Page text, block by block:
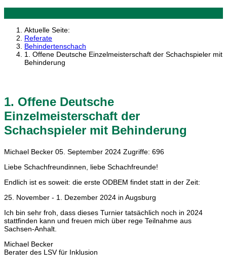
Aktuelle Seite:
Referate
Behindertenschach
1. Offene Deutsche Einzelmeisterschaft der Schachspieler mit
Behinderung
1. Offene Deutsche
Einzelmeisterschaft der
Schachspieler mit Behinderung
Michael Becker 05. September 2024 Zugriffe: 696
Liebe Schachfreundinnen, liebe Schachfreunde!
Endlich ist es soweit: die erste ODBEM findet statt in der Zeit:
25. November - 1. Dezember 2024 in Augsburg
Ich bin sehr froh, dass dieses Turnier tatsächlich noch in 2024
stattfinden kann und freuen mich über rege Teilnahme aus
Sachsen-Anhalt.
Michael Becker
Berater des LSV für Inklusion